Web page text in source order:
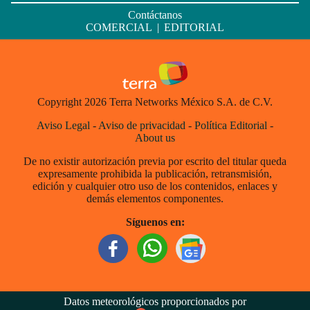
Contáctanos
COMERCIAL | EDITORIAL
Copyright 2026 Terra Networks México S.A. de C.V.
Aviso Legal - Aviso de privacidad - Política Editorial -
About us
De no existir autorización previa por escrito del titular queda
expresamente prohibida la publicación, retransmisión,
edición y cualquier otro uso de los contenidos, enlaces y
demás elementos componentes.
Síguenos en:
Datos meteorológicos proporcionados por